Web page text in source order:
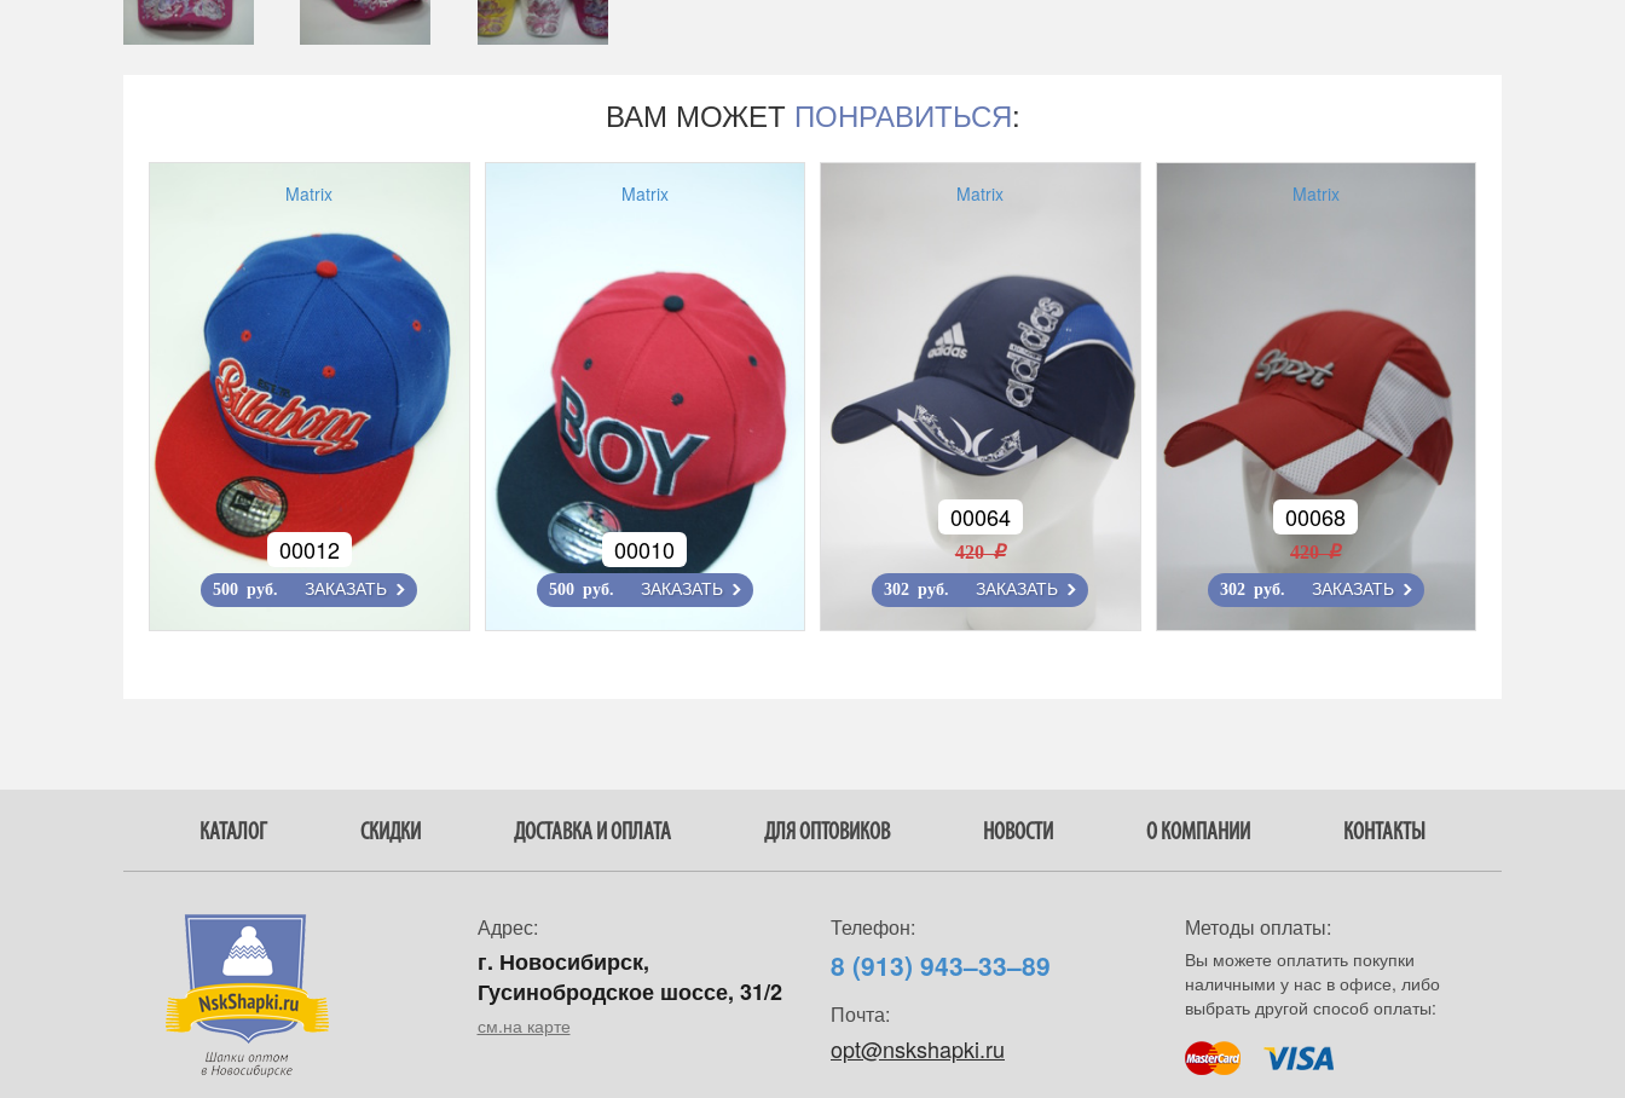
ВАМ МОЖЕТ ПОНРАВИТЬСЯ:
Matrix
00012
500 руб. ЗАКАЗАТЬ
Matrix
00010
500 руб. ЗАКАЗАТЬ
Matrix
00064
420 r
302 руб. ЗАКАЗАТЬ
Matrix
00068
420 r
302 руб. ЗАКАЗАТЬ
КАТАЛОГ СКИДКИ ДОСТАВКА И ОПЛАТА ДЛЯ ОПТОВИКОВ НОВОСТИ О КОМПАНИИ КОНТАКТЫ
Адрес:
г. Новосибирск,
Гусинобродское шоссе, 31/2
см.на карте
Телефон:
8 (913) 943–33–89
Почта:
opt@nskshapki.ru
Методы оплаты:
Вы можете оплатить покупки
наличными у нас в офисе, либо
выбрать другой способ оплаты: